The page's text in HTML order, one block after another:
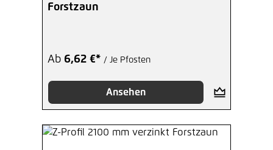
Forstzaun
Ab 6,62 €* / Je Pfosten
Ansehen